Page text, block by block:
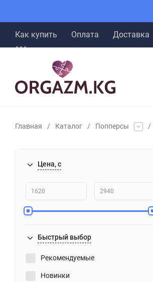
Как купить Оплата Доставка
Главная / Каталог / Попперсы /
Цена, с
Быстрый выбор
Рекомендуемые
Новинки